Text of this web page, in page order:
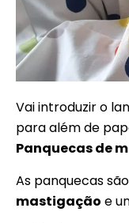
Vai introduzir o
para além de
Panquecas de
As panquecas
mastigação e